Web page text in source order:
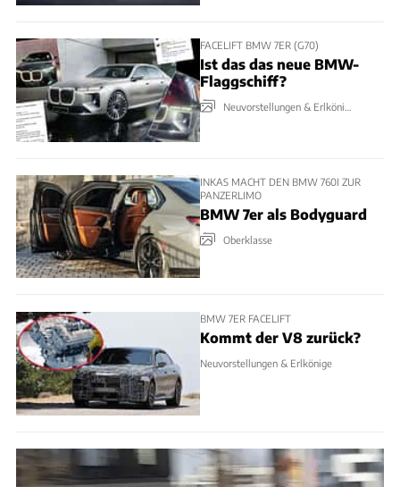
FACELIFT BMW 7ER (G70)
Ist das das neue BMW-
Flaggschiff?
Neuvorstellungen & Erlkönige
INKAS MACHT DEN BMW 760I ZUR
PANZERLIMO
BMW 7er als Bodyguard
Oberklasse
BMW 7ER FACELIFT
Kommt der V8 zurück?
Neuvorstellungen & Erlkönige